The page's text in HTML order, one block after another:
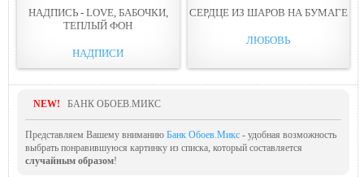
НАДПИСЬ - LOVE, БАБОЧКИ,
ТЕПЛЫЙ ФОН
НАДПИСИ
СЕРДЦЕ ИЗ ШАРОВ НА БУМАГЕ
ЛЮБОВЬ
NEW! БАНК ОБОЕВ.МИКС
Представляем Вашему вниманию Банк Обоев.Микс - удобная возможность
выбрать понравившуюся картинку из списка, который составляется
случайным образом!